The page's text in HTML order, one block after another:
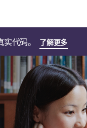
代码。 了解更多